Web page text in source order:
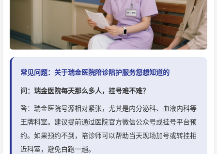
常见问题：关于瑞金医院陪诊陪护服务您想知道的
问：瑞金医院每天那么多人，挂号难不难？
答：瑞金医院号源相对紧张，尤其是内分泌科、血液内科等
王牌科室。建议提前通过医院官方微信公众号或挂号平台预
约。如果预约不到，陪诊师可以帮助当天现场加号或转挂相
近科室，避免白跑一趟。